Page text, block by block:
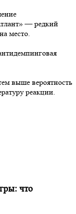
— редкий
место.
выше вероятность
реакции.
что